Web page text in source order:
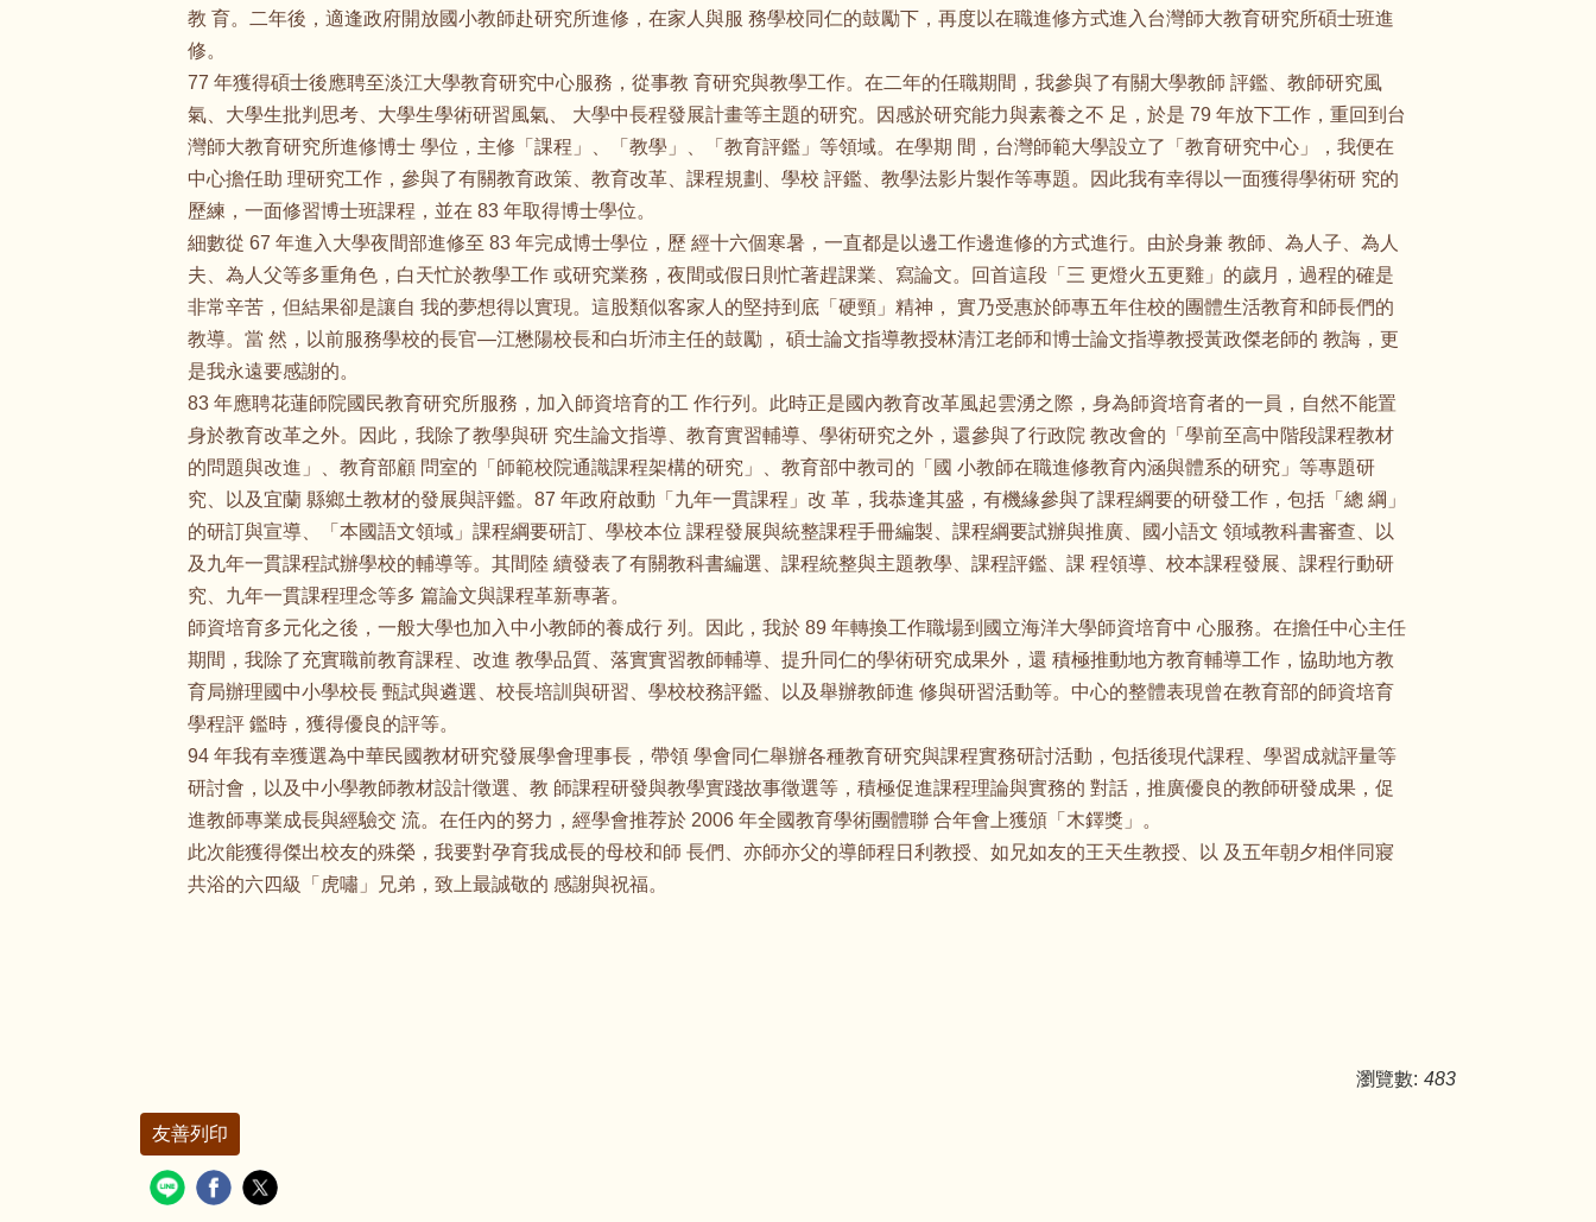
教 育。二年後，適逢政府開放國小教師赴研究所進修，在家人與服 務學校同仁的鼓勵下，再度以在職進修方式進入台灣師大教育研究所碩士班進
修。
77 年獲得碩士後應聘至淡江大學教育研究中心服務，從事教 育研究與教學工作。在二年的任職期間，我參與了有關大學教師 評鑑、教師研究風
氣、大學生批判思考、大學生學術研習風氣、 大學中長程發展計畫等主題的研究。因感於研究能力與素養之不 足，於是 79 年放下工作，重回到台
灣師大教育研究所進修博士 學位，主修「課程」、「教學」、「教育評鑑」等領域。在學期 間，台灣師範大學設立了「教育研究中心」，我便在
中心擔任助 理研究工作，參與了有關教育政策、教育改革、課程規劃、學校 評鑑、教學法影片製作等專題。因此我有幸得以一面獲得學術研 究的
歷練，一面修習博士班課程，並在 83 年取得博士學位。
細數從 67 年進入大學夜間部進修至 83 年完成博士學位，歷 經十六個寒暑，一直都是以邊工作邊進修的方式進行。由於身兼 教師、為人子、為人
夫、為人父等多重角色，白天忙於教學工作 或研究業務，夜間或假日則忙著趕課業、寫論文。回首這段「三 更燈火五更雞」的歲月，過程的確是
非常辛苦，但結果卻是讓自 我的夢想得以實現。這股類似客家人的堅持到底「硬頸」精神， 實乃受惠於師專五年住校的團體生活教育和師長們的
教導。當 然，以前服務學校的長官—江懋陽校長和白圻沛主任的鼓勵， 碩士論文指導教授林清江老師和博士論文指導教授黃政傑老師的 教誨，更
是我永遠要感謝的。
83 年應聘花蓮師院國民教育研究所服務，加入師資培育的工 作行列。此時正是國內教育改革風起雲湧之際，身為師資培育者的一員，自然不能置
身於教育改革之外。因此，我除了教學與研 究生論文指導、教育實習輔導、學術研究之外，還參與了行政院 教改會的「學前至高中階段課程教材
的問題與改進」、教育部顧 問室的「師範校院通識課程架構的研究」、教育部中教司的「國 小教師在職進修教育內涵與體系的研究」等專題研
究、以及宜蘭 縣鄉土教材的發展與評鑑。87 年政府啟動「九年一貫課程」改 革，我恭逢其盛，有機緣參與了課程綱要的研發工作，包括「總 綱」
的研訂與宣導、「本國語文領域」課程綱要研訂、學校本位 課程發展與統整課程手冊編製、課程綱要試辦與推廣、國小語文 領域教科書審查、以
及九年一貫課程試辦學校的輔導等。其間陸 續發表了有關教科書編選、課程統整與主題教學、課程評鑑、課 程領導、校本課程發展、課程行動研
究、九年一貫課程理念等多 篇論文與課程革新專著。
師資培育多元化之後，一般大學也加入中小教師的養成行 列。因此，我於 89 年轉換工作職場到國立海洋大學師資培育中 心服務。在擔任中心主任
期間，我除了充實職前教育課程、改進 教學品質、落實實習教師輔導、提升同仁的學術研究成果外，還 積極推動地方教育輔導工作，協助地方教
育局辦理國中小學校長 甄試與遴選、校長培訓與研習、學校校務評鑑、以及舉辦教師進 修與研習活動等。中心的整體表現曾在教育部的師資培育
學程評 鑑時，獲得優良的評等。
94 年我有幸獲選為中華民國教材研究發展學會理事長，帶領 學會同仁舉辦各種教育研究與課程實務研討活動，包括後現代課程、學習成就評量等
研討會，以及中小學教師教材設計徵選、教 師課程研發與教學實踐故事徵選等，積極促進課程理論與實務的 對話，推廣優良的教師研發成果，促
進教師專業成長與經驗交 流。在任內的努力，經學會推荐於 2006 年全國教育學術團體聯 合年會上獲頒「木鐸獎」。
此次能獲得傑出校友的殊榮，我要對孕育我成長的母校和師 長們、亦師亦父的導師程日利教授、如兄如友的王天生教授、以 及五年朝夕相伴同寢
共浴的六四級「虎嘯」兄弟，致上最誠敬的 感謝與祝福。
瀏覽數: 483
友善列印